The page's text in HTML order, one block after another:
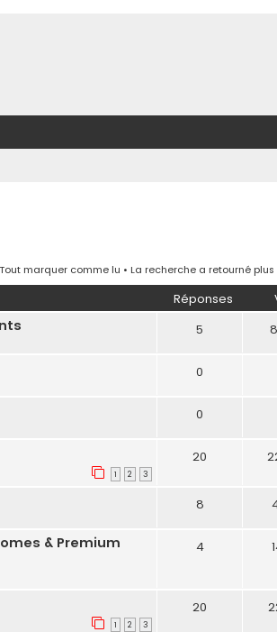
Tout marquer comme lu • La recherche a retourné
Réponses
5
0
0
1 2 3
20
8
& Premium
4
1 2 3
20